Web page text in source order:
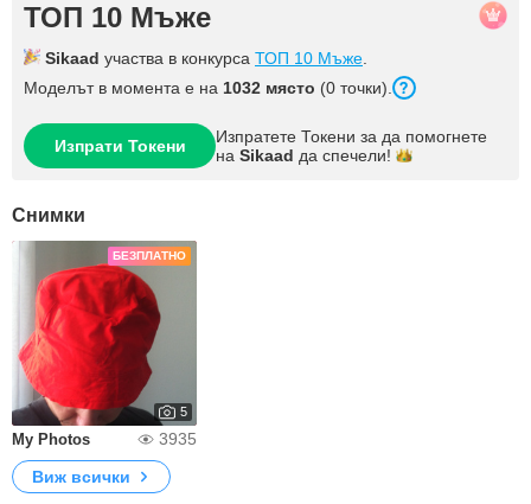
ТОП 10 Мъже
Sikaad участва в конкурса ТОП 10 Мъже
Моделът в момента е на 1032 място (0 точки).
Изпрати Токени
Изпратете Токени за да помогнете
на Sikaad да спечели!
Снимки
БЕЗПЛАТНО
5
My Photos
3935
Виж всички